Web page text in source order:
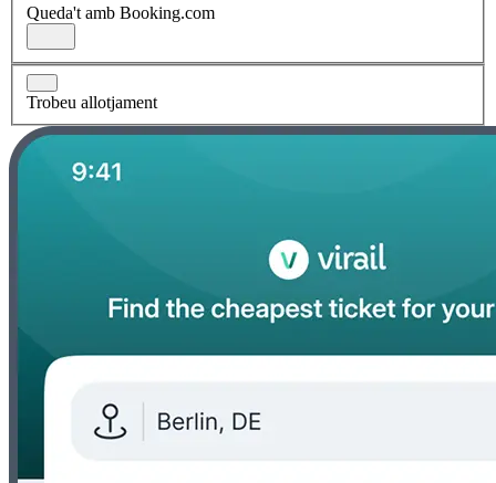
Queda't amb Booking.com
Trobeu allotjament